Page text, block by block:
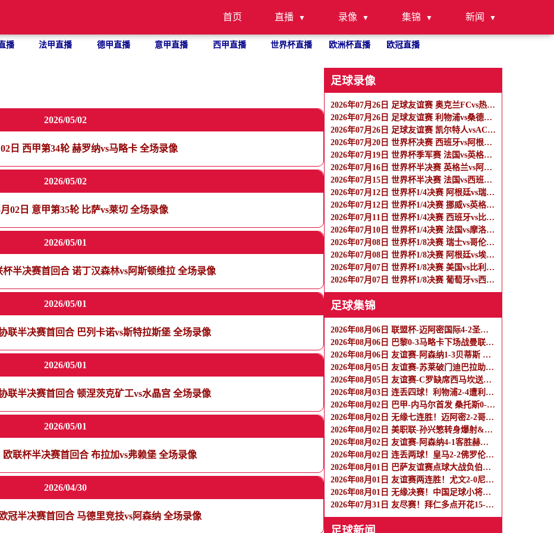
首页 直播 录像 集锦 新闻
播 法甲直播 德甲直播 意甲直播 西甲直播 世界杯直播 欧洲杯直播 欧冠直播
2026/05/02
日 西甲第34轮 赫罗纳vs马略卡 全场录像
2026/05/02
02日 意甲第35轮 比萨vs莱切 全场录像
2026/05/01
杯半决赛首回合 诺丁汉森林vs阿斯顿维拉 全场录像
2026/05/01
联半决赛首回合 巴列卡诺vs斯特拉斯堡 全场录像
2026/05/01
联半决赛首回合 顿涅茨克矿工vs水晶宫 全场录像
2026/05/01
欧联杯半决赛首回合 布拉加vs弗赖堡 全场录像
2026/04/30
冠半决赛首回合 马德里竞技vs阿森纳 全场录像
足球录像
2026年07月26日 足球友谊赛 奥克兰FCvs热刺 全场录像
2026年07月26日 足球友谊赛 利物浦vs桑德兰 全场录像
2026年07月26日 足球友谊赛 凯尔特人vsAC米兰 全场录像
2026年07月20日 世界杯决赛 西班牙vs阿根廷 全场录像
2026年07月19日 世界杯季军赛 法国vs英格兰 全场录像
2026年07月16日 世界杯半决赛 英格兰vs阿根廷 全场录像
2026年07月15日 世界杯半决赛 法国vs西班牙 全场录像
2026年07月12日 世界杯1/4决赛 阿根廷vs瑞士 全场录像
2026年07月12日 世界杯1/4决赛 挪威vs英格兰 全场录像
2026年07月11日 世界杯1/4决赛 西班牙vs比利时 全场录像
2026年07月10日 世界杯1/4决赛 法国vs摩洛哥 全场录像
2026年07月08日 世界杯1/8决赛 瑞士vs哥伦比亚 全场录像
2026年07月08日 世界杯1/8决赛 阿根廷vs埃及 全场录像
2026年07月07日 世界杯1/8决赛 美国vs比利时 全场录像
2026年07月07日 世界杯1/8决赛 葡萄牙vs西班牙 全场录像
足球集锦
2026年08月06日 联盟杯-迈阿密国际4-2圣路易斯 梅西2射1传 阿伦助攻戴帽
2026年08月06日 巴黎0-3马略卡下场战曼联 巴黎全场控球近6成+8射3正未果
2026年08月06日 友谊赛-阿森纳1-3贝蒂斯 因卡皮耶破门难救主 福纳尔斯1射2传
2026年08月05日 友谊赛-苏莱破门迪巴拉助攻 罗马4-1纽波特郡
2026年08月05日 友谊赛-C罗缺席西马坎送点 胜利0-2不敌阿尔梅里亚
2026年08月03日 连丢四球！利物浦2-4遭利兹联逆转 维尔茨钱伯斯破门凯尔凯兹失误
2026年08月02日 巴甲-内马尔首发 桑托斯0-0瑞模贝雷
2026年08月02日 无缘七连胜！迈阿密2-2哥伦布 苏牙传射卡塞米罗乌龙梅西替补登场
2026年08月02日 美职联-孙兴慜转身爆射&穆勒点射破门 温哥华白浪1-1洛杉矶
2026年08月02日 友谊赛-阿森纳4-1客胜赫罗纳 道曼传射措利斯破门热苏斯替补建功
2026年08月02日 连丢两球！皇马2-2佛罗伦萨 恩德里克破门 18岁小将西里亚建功
2026年08月01日 巴萨友谊赛点球大战负伯明翰 哈姆扎双响阿德耶米首秀巴德吉失点
2026年08月01日 友谊赛两连胜！尤文2-0尼斯 道格拉斯·路易斯破门奥博沃多建功
2026年08月01日 无缘决赛！中国足球小将红队0-2亚洲明星联，后者决赛战杭州足管
2026年07月31日 友尽赛！拜仁多点开花15-0大胜罗塔埃根 四人双响17岁阿索莫建功
足球新闻